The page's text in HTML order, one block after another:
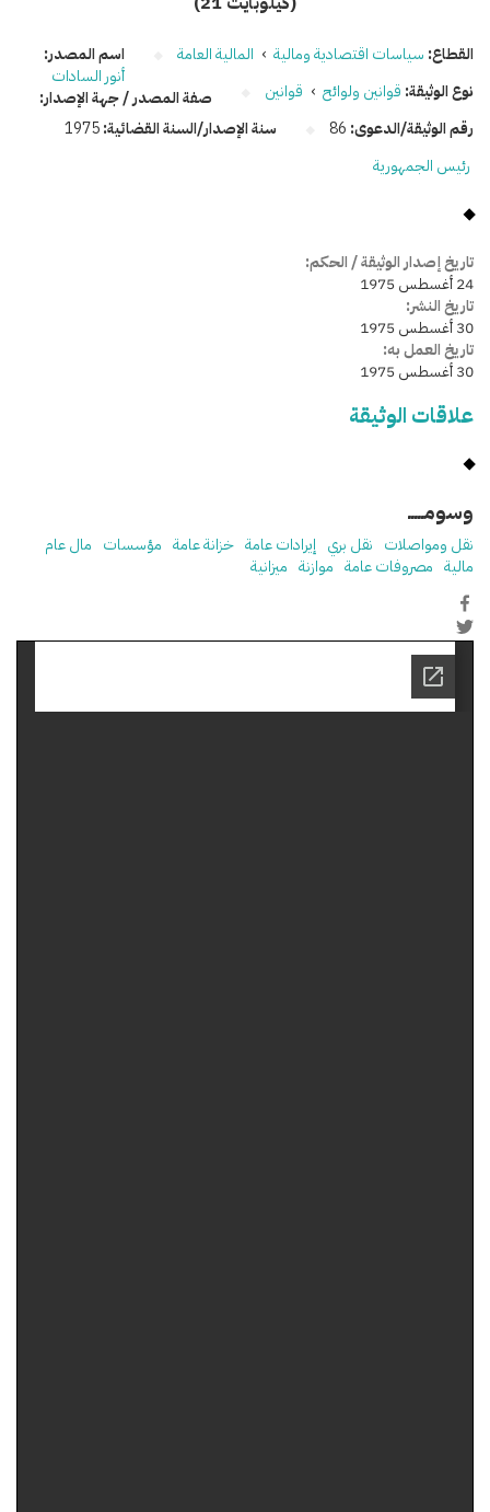
القطاع: سياسات اقتصادية ومالية › المالية العامة
نوع الوثيقة: قوانين ولوائح › قوانين
رقم الوثيقة/الدعوى: 86 سنة الإصدار/السنة القضائية:1975
اسم المصدر:
أنور السادات
صفة المصدر / جهة الإصدار:
رئيس الجمهورية
تاريخ إصدار الوثيقة / الحكم:
24 أغسطس 1975
تاريخ النشر:
30 أغسطس 1975
تاريخ العمل به:
30 أغسطس 1975
علاقات الوثيقة
وسومـــــ
نقل ومواصلات نقل بري إيرادات عامة خزانة عامة مؤسسات مال عام
مالية مصروفات عامة موازنة ميزانية